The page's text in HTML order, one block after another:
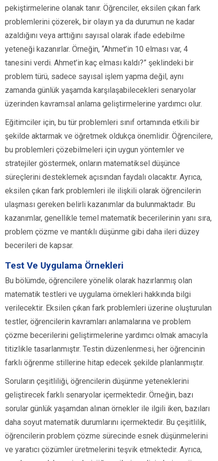
pekiştirmelerine olanak tanır. Öğrenciler, eksilen çıkan fark
problemlerini çözerek, bir olayın ya da durumun ne kadar
azaldığını veya arttığını sayısal olarak ifade edebilme
yeteneği kazanırlar. Örneğin, “Ahmet’in 10 elması var, 4
tanesini verdi. Ahmet’in kaç elması kaldı?” şeklindeki bir
problem türü, sadece sayısal işlem yapma değil, aynı
zamanda günlük yaşamda karşılaşabilecekleri senaryolar
üzerinden kavramsal anlama geliştirmelerine yardımcı olur.
Eğitimciler için, bu tür problemleri sınıf ortamında etkili bir
şekilde aktarmak ve öğretmek oldukça önemlidir. Öğrencilere,
bu problemleri çözebilmeleri için uygun yöntemler ve
stratejiler göstermek, onların matematiksel düşünce
süreçlerini desteklemek açısından faydalı olacaktır. Ayrıca,
eksilen çıkan fark problemleri ile ilişkili olarak öğrencilerin
ulaşması gereken belirli kazanımlar da bulunmaktadır. Bu
kazanımlar, genellikle temel matematik becerilerinin yanı sıra,
problem çözme ve mantıklı düşünme gibi daha ileri düzey
becerileri de kapsar.
Test Ve Uygulama Örnekleri
Bu bölümde, öğrencilere yönelik olarak hazırlanmış olan
matematik testleri ve uygulama örnekleri hakkında bilgi
verilecektir. Eksilen çıkan fark problemleri üzerine oluşturulan
testler, öğrencilerin kavramları anlamalarına ve problem
çözme becerilerini geliştirmelerine yardımcı olmak amacıyla
titizlikle tasarlanmıştır. Testin düzenlenmesi, her öğrencinin
farklı öğrenme stillerine hitap edecek şekilde planlanmıştır.
Soruların çeşitliliği, öğrencilerin düşünme yeteneklerini
geliştirecek farklı senaryolar içermektedir. Örneğin, bazı
sorular günlük yaşamdan alınan örnekler ile ilgili iken, bazıları
daha soyut matematik durumlarını içermektedir. Bu çeşitlilik,
öğrencilerin problem çözme sürecinde esnek düşünmelerini
ve yaratıcı çözümler üretmelerini teşvik etmektedir. Ayrıca,